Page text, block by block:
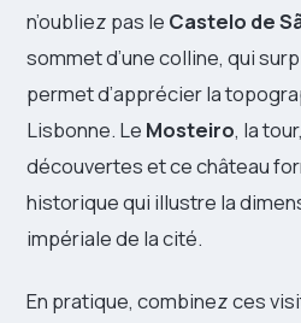
n’oubliez pas le Castelo de
sommet d’une colline, qui
permet d’apprécier la
Lisbonne. Le Mosteiro, la
découvertes et ce château
historique qui illustre la
impériale de la cité.
En pratique, combinez ces